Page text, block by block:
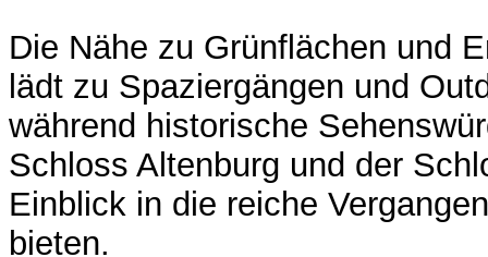
Die Nähe zu Grünflächen und
lädt zu Spaziergängen und
während historische
Schloss Altenburg und der
Einblick in die reiche
bieten.